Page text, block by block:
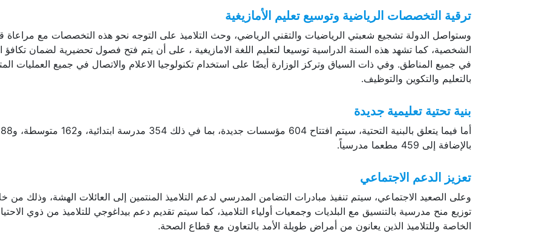
ترقية التخصصات الرياضية وتوسيع تعليم الأمازيغية
وستواصل الدولة تشجيع شعبتي الرياضيات والتقني الرياضي، وحث التلاميذ على التوجه نحو هذه التخصصات مع مراعاة
الشخصية، كما تشهد هذه السنة الدراسية توسيعا لتعليم اللغة الامازيغية ، على أن يتم فتح فصول تحضيرية لضمان
في جميع المناطق. وفي ذات السياق وتركز الوزارة أيضًا على استخدام تكنولوجيا الاعلام والاتصال في جميع العمليات
بالتعليم والتكوين والتوظيف.
بنية تحتية تعليمية جديدة
بالإضافة إلى 459 مطعما مدرسياً.
تعزيز الدعم الاجتماعي
وعلى الصعيد الاجتماعي، سيتم تنفيذ مبادرات التضامن المدرسي لدعم التلاميذ المنتمين إلى العائلات الهشة، وذلك من
توزيع منح مدرسية بالتنسيق مع البلديات وجمعيات أولياء التلاميذ، كما سيتم تقديم دعم بيداغوجي للتلاميذ من ذوي
الخاصة وللتلاميذ الذين يعانون من أمراض طويلة الأمد بالتعاون مع قطاع الصحة.